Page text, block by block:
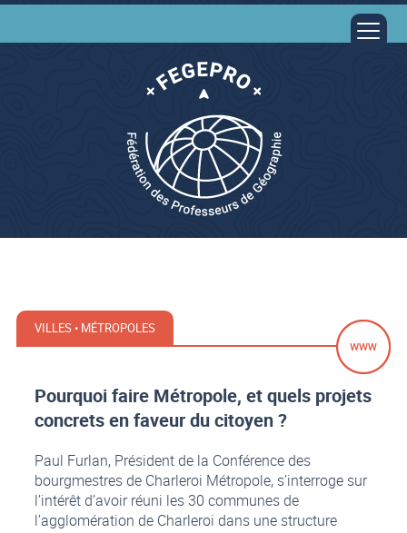
VILLES • MÉTROPOLES
Pourquoi faire Métropole, et quels projets
concrets en faveur du citoyen ?
Paul Furlan, Président de la Conférence des
bourgmestres de Charleroi Métropole, s’interroge sur
l’intérêt d’avoir réuni les 30 communes de
l’agglomération de Charleroi dans une structure